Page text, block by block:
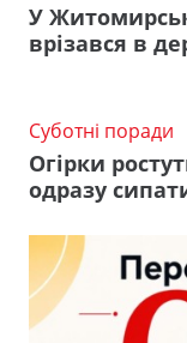
У
врізався в
Суботні поради
Огірки
одразу